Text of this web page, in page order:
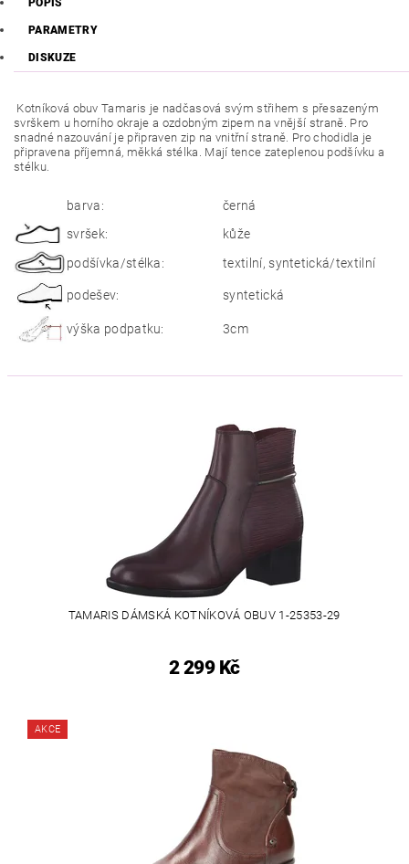
POPIS
PARAMETRY
DISKUZE
Kotníková obuv Tamaris je nadčasová svým střihem s přesazeným
svrškem u horního okraje a ozdobným zipem na vnější straně. Pro
snadné nazouvání je připraven zip na vnitřní straně. Pro chodidla je
připravena příjemná, měkká stélka. Mají tence zateplenou podšívku a
stélku.
barva:
černá
svršek:
kůže
podšívka/stélka:
textilní, syntetická/textilní
podešev: syntetická
výška podpatku: 3cm
TAMARIS DÁMSKÁ KOTNÍKOVÁ OBUV 1-25353-29
2 299 Kč
AKCE